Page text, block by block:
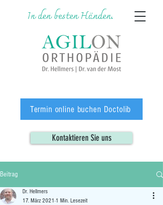
In den besten Händen.
Termin online buchen Doctolib
Kontaktieren Sie uns
Beitrag
Dr. Hellmers
17. März 2021 1 Min. Lesezeit